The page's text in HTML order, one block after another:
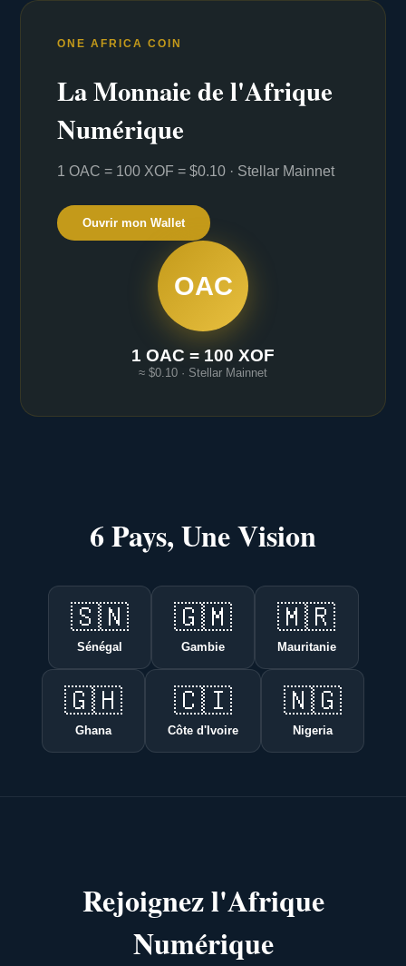
ONE AFRICA COIN
La Monnaie de l'Afrique
Numérique
1 OAC = 100 XOF = $0.10 · Stellar Mainnet
Ouvrir mon Wallet
OAC
1 OAC = 100 XOF
≈ $0.10 · Stellar Mainnet
6 Pays, Une Vision
🇸🇳
Sénégal
🇬🇲
Gambie
🇲🇷
Mauritanie
🇬🇭
Ghana
🇨🇮
Côte d'Ivoire
🇳🇬
Nigeria
Rejoignez l'Afrique
Numérique